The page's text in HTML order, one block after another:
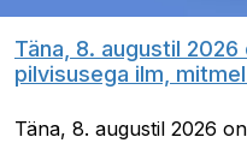
Täna, 8. augustil
pilvisusega ilm,
Täna, 8. augustil 2026